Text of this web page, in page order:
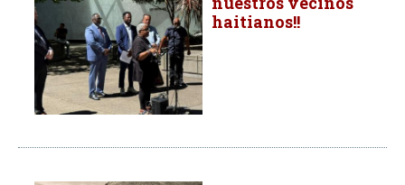
haitianos!!